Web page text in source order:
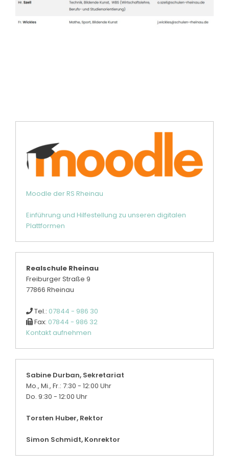
Moodle der RS Rheinau
Einführung und Hilfestellung zu unseren digitalen
Plattformen
Realschule Rheinau
Freiburger Straße 9
77866 Rheinau
Tel.: 07844 - 986 30
Fax: 07844 - 986 32
Kontakt aufnehmen
Sabine Durban, Sekretariat
Mo., Mi., Fr.: 7:30 - 12:00 Uhr
Do. 9:30 - 12:00 Uhr
Torsten Huber, Rektor
Simon Schmidt, Konrektor